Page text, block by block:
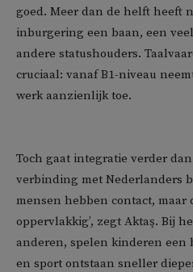
goed. Meer dan de helft heeft
inburgering een baan, een
andere statushouders.
cruciaal: vanaf B1-niveau
werk aanzienlijk toe.
Toch gaat integratie verder
verbinding met Nederlanders
mensen hebben contact, maar
oppervlakkig’, zegt Aktaş. Bij
anderen, spelen kinderen een
en sport ontstaan sneller